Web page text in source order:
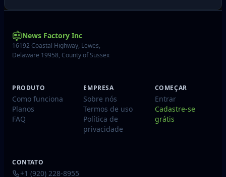
News Factory Inc
16192 Coastal Highway, Lewes,
Delaware 19958, County of Sussex
PRODUTO
Como funciona
Planos
FAQ
EMPRESA
Sobre nós
Termos de uso
Política de
privacidade
COMEÇAR
Entrar
Cadastre-se
grátis
CONTATO
+1 (920) 228-8955